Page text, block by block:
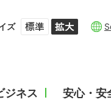
ズ
ジネス 安心・安